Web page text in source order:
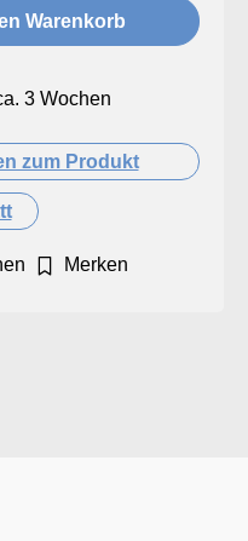
Warenkorb
3 Wochen
zum Produkt
Merken